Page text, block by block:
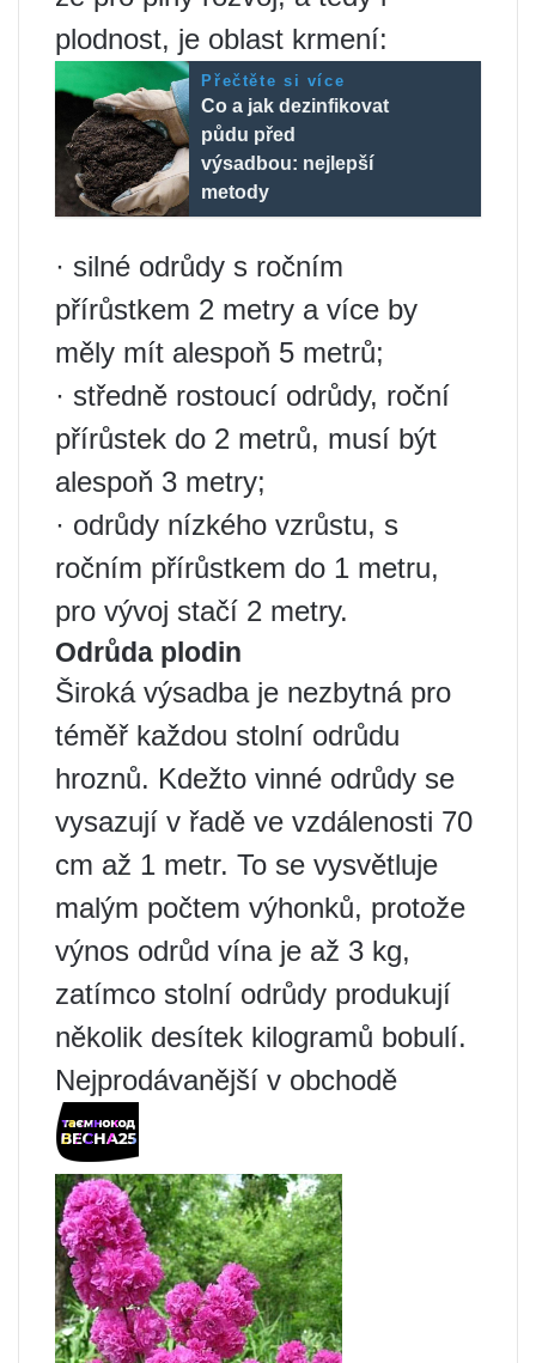
plodnost, je oblast krmení:
Přečtěte si více
Co a jak dezinfikovat
půdu před
výsadbou: nejlepší
metody
· silné odrůdy s ročním
přírůstkem 2 metry a více by
měly mít alespoň 5 metrů;
· středně rostoucí odrůdy, roční
přírůstek do 2 metrů, musí být
alespoň 3 metry;
· odrůdy nízkého vzrůstu, s
ročním přírůstkem do 1 metru,
pro vývoj stačí 2 metry.
Odrůda plodin
Široká výsadba je nezbytná pro
téměř každou stolní odrůdu
hroznů. Kdežto vinné odrůdy se
vysazují v řadě ve vzdálenosti 70
cm až 1 metr. To se vysvětluje
malým počtem výhonků, protože
výnos odrůd vína je až 3 kg,
zatímco stolní odrůdy produkují
několik desítek kilogramů bobulí.
Nejprodávanější v obchodě